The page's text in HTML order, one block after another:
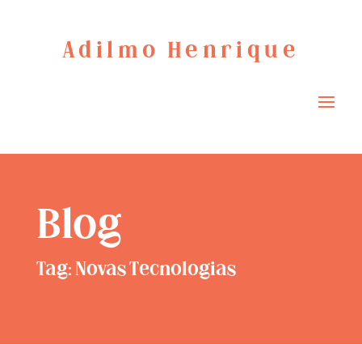
Adilmo Henrique
Blog
Tag: Novas Tecnologias